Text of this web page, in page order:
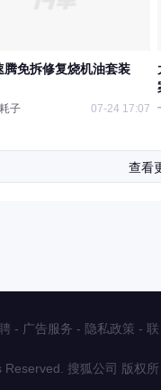
腾免拆修复烧机油套装
子 07-24 17:07
查看
- 广告服务 - 隐私政策 - 联
搜狐公司 版权所